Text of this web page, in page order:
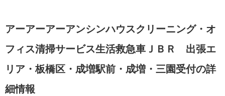
アーアーアーアンシンハウスクリーニング・オ
フィス清掃サービス生活救急車ＪＢＲ 出張エ
リア・板橋区・成増駅前・成増・三園受付の詳
細情報